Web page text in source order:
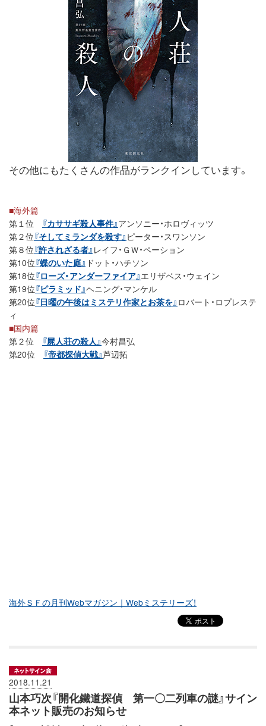
その他にもたくさんの作品がランクインしています。
■海外篇
第１位 『カササギ殺人事件』アンソニー・ホロヴィッツ
第２位『そしてミランダを殺す』 ピーター・スワンソン
第８位『許されざる者』 レイフ・ＧＷ・ペーション
第10位『蝶のいた庭』 ドット・ハチソン
第18位『ローズ・アンダーファイア』エリザベス・ウェイン
第19位『ピラミッド』ヘニング・マンケル
第20位『日曜の午後はミステリ作家とお茶を』 ロバート・ロプレステ
ィ
■国内篇
第２位 『屍人荘の殺人』今村昌弘
第20位 『帝都探偵大戦』芦辺拓
海外ＳＦの月刊Webマガジン｜Webミステリーズ！
2018.11.21
山本巧次『開化鐵道探偵 第一〇二列車の謎』サイン
本ネット販売のお知らせ